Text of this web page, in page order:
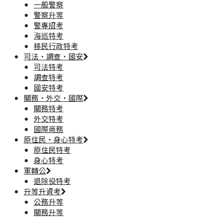
一般警察
警察升等
警專招考
海巡特考
移民行政特考
司法·調查·國安
司法特考
調查特考
國安特考
關務·外交·國際
關務特考
外交特考
國際商務
原住民·身心特考
原住民特考
身心特考
軍轉公
退除役特考
升等升資考
公務升等
關務升等